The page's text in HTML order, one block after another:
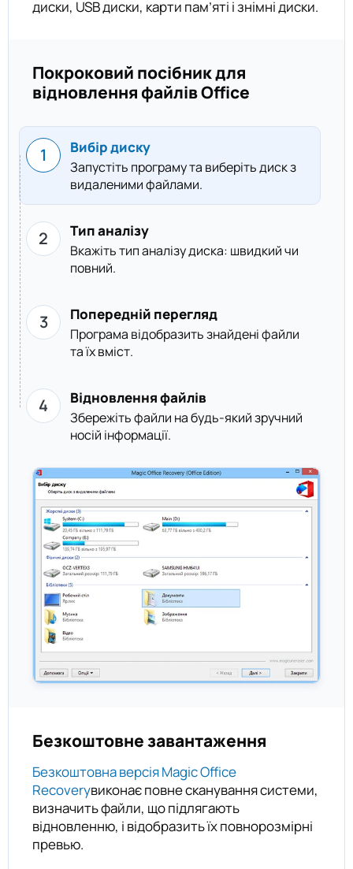
диски, USB диски, карти пам’яті і знімні диски.
Покроковий посібник для
відновлення файлів Office
Вибір диску
Запустіть програму та виберіть диск з
видаленими файлами.
Тип аналізу
Вкажіть тип аналізу диска: швидкий чи
повний.
Попередній перегляд
Програма відобразить знайдені файли
та їх вміст.
Відновлення файлів
Збережіть файли на будь-який зручний
носій інформації.
Безкоштовне завантаження
Безкоштовна версія Magic Office
Recoveryвиконає повне сканування системи,
визначить файли, що підлягають
відновленню, і відобразить їх повнорозмірні
превью.